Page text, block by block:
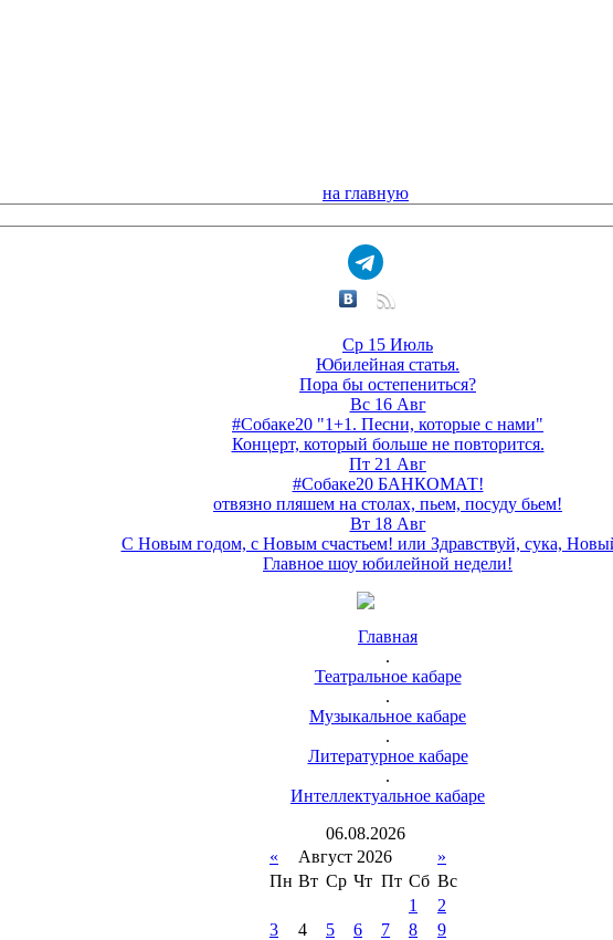
на главную
Ср 15 Июль
Юбилейная статья.
Пора бы остепениться?
Вс 16 Авг
#Собаке20 "1+1. Песни, которые с нами"
Концерт, который больше не повторится.
Пт 21 Авг
#Собаке20 БАНКОМАТ!
отвязно пляшем на столах, пьем, посуду бьем!
Вт 18 Авг
С Новым годом, с Новым счастьем! или Здравствуй, сука,
Главное шоу юбилейной недели!
Главная
.
Театральное кабаре
.
Музыкальное кабаре
.
Литературное кабаре
.
Интеллектуальное кабаре
06.08.2026
«
Август 2026
»
Пн Вт Ср Чт Пт Сб Вс
1
2
3
4 5 6 7 8
9